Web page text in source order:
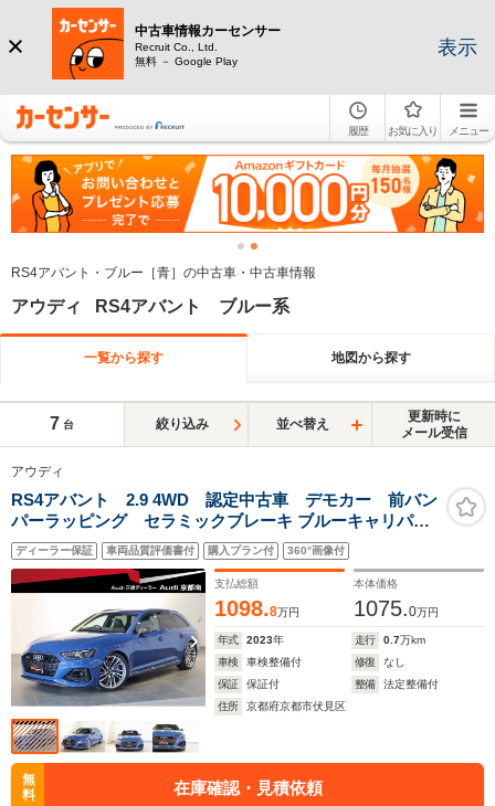
中古車情報カーセンサー
Recruit Co., Ltd.
無料 － Google Play
表示
履歴 お気に入り メニュー
RS4アバント・ブルー［青］の中古車・中古車情報
アウディ RS4アバント ブルー系
一覧から探す 地図から探す
7 台 絞り込み 並べ替え
更新時に
メール受信
アウディ
RS4アバント 2.9 4WD 認定中古車 デモカー 前バン
パーラッピング セラミックブレーキ ブルーキャリパー
カーボンスタイリングPKG パノラマSR RSスポーツエキ
ゾースト TVチューナー ヘッドアップディスプレイ プラ
イバシーガラス
ディーラー保証 車両品質評価書付 購入プラン付 360°画像付
支払総額
1098.8万円
本体価格
1075.0万円
年式 2023年 走行 0.7万km
車検
車検整備付 修復
なし
保証
保証付 整備
法定整備付
住所
京都府京都市伏見区
無
料
在庫確認・見積依頼